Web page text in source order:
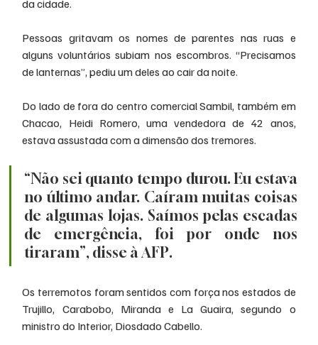
da cidade.
Pessoas gritavam os nomes de parentes nas ruas e
alguns voluntários subiam nos escombros. “Precisamos
de lanternas”, pediu um deles ao cair da noite.
Do lado de fora do centro comercial Sambil, também em
Chacao, Heidi Romero, uma vendedora de 42 anos,
estava assustada com a dimensão dos tremores.
“Não sei quanto tempo durou. Eu estava
no último andar. Caíram muitas coisas
de algumas lojas. Saímos pelas escadas
de emergência, foi por onde nos
tiraram”, disse à AFP.
Os terremotos foram sentidos com força nos estados de
Trujillo, Carabobo, Miranda e La Guaira, segundo o
ministro do Interior, Diosdado Cabello.